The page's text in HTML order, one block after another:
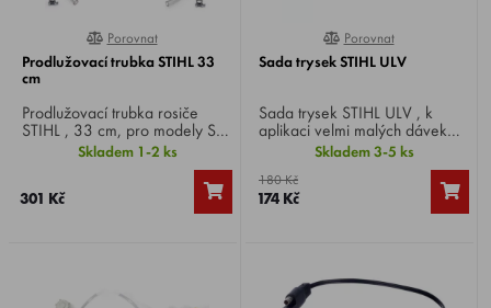
100%
Porovnat
Prodlužovací trubka STIHL 33
cm
Prodlužovací trubka rosiče
STIHL , 33 cm, pro modely SR
430 a SR 450.Skladem 1-2 ks
301 Kč
0%
Porovnat
Sada trysek STIHL ULV
Sada trysek STIHL ULV , k
aplikaci velmi malých dávek
kapalin, pro rosiče SR 430 a
Skladem 3-5 ks
180 Kč
174 Kč